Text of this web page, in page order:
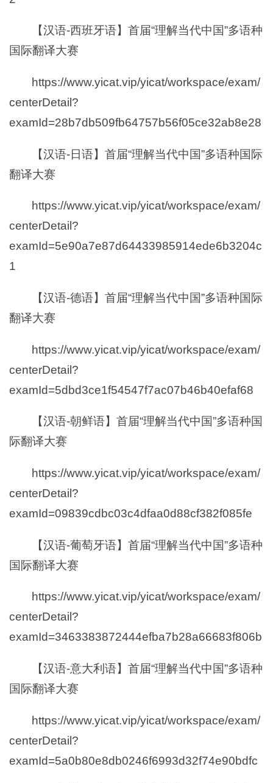
【汉语-西班牙语】首届“理解当代中国”多语种
国际翻译大赛
https://www.yicat.vip/yicat/workspace/exam/
centerDetail?
examId=28b7db509fb64757b56f05ce32ab8e28
【汉语-日语】首届“理解当代中国”多语种国际
翻译大赛
https://www.yicat.vip/yicat/workspace/exam/
centerDetail?
examId=5e90a7e87d64433985914ede6b3204c
1
【汉语-德语】首届“理解当代中国”多语种国际
翻译大赛
https://www.yicat.vip/yicat/workspace/exam/
centerDetail?
examId=5dbd3ce1f54547f7ac07b46b40efaf68
【汉语-朝鲜语】首届“理解当代中国”多语种国
际翻译大赛
https://www.yicat.vip/yicat/workspace/exam/
centerDetail?
examId=09839cdbc03c4dfaa0d88cf382f085fe
【汉语-葡萄牙语】首届“理解当代中国”多语种
国际翻译大赛
https://www.yicat.vip/yicat/workspace/exam/
centerDetail?
examId=3463383872444efba7b28a66683f806b
【汉语-意大利语】首届“理解当代中国”多语种
国际翻译大赛
https://www.yicat.vip/yicat/workspace/exam/
centerDetail?
examId=5a0b80e8db0246f6993d32f74e90bdfc